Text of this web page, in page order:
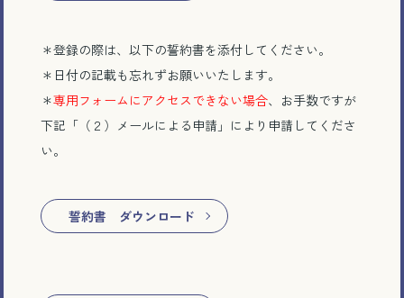
電話で相談する
メール相談・面談予約
＊登録の際は、以下の誓約書を添付してください。
＊日付の記載も忘れずお願いいたします。
＊専用フォームにアクセスできない場合、お手数ですが
下記「（２）メールによる申請」により申請してくださ
い。
誓約書 ダウンロード